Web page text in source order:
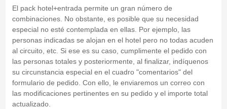
El pack hotel+entrada permite un gran número de
combinaciones. No obstante, es posible que su necesidad
especial no esté contemplada en ellas. Por ejemplo, las
personas indicadas se alojan en el hotel pero no todas acuden
al circuito, etc. Si ese es su caso, cumplimente el pedido con
las personas totales y posteriormente, al finalizar, indíquenos
su circunstancia especial en el cuadro "comentarios" del
formulario de pedido. Con ello, le enviaremos un correo con
las modificaciones pertinentes en su pedido y el importe total
actualizado.